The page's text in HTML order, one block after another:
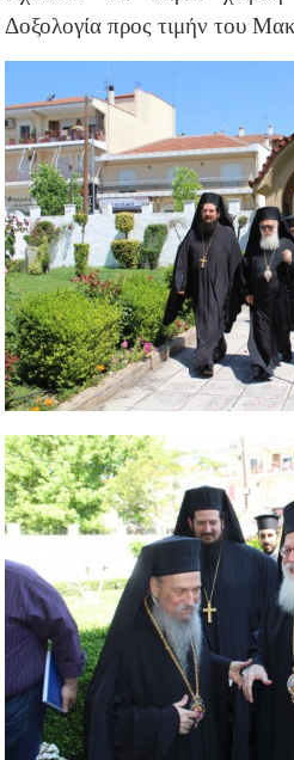
Δοξολογία προς τιμήν του